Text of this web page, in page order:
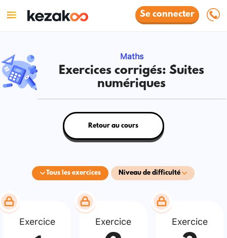
Se connecter
Maths
Exercices corrigés: Suites
numériques
Tous les exercices Niveau de difficulté
Retour au cours
Exercice Exercice Exercice